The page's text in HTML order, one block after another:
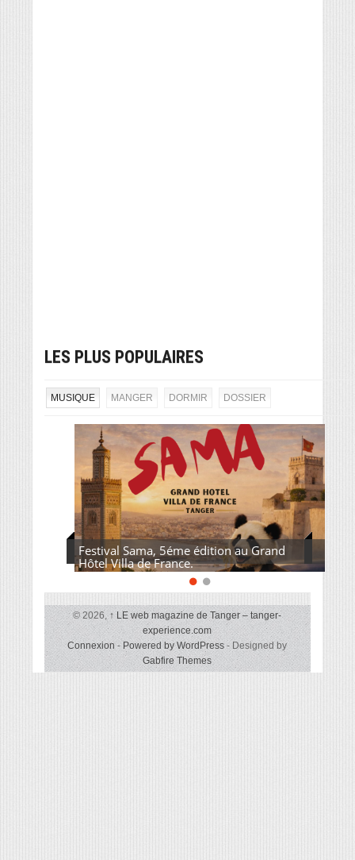
LES PLUS POPULAIRES
MUSIQUE MANGER DORMIR DOSSIER
Festival Sama, 5éme édition au Grand
Hôtel Villa de France.
© 2026,↑ LE web magazine de Tanger – tanger-
experience.com
Connexion-Powered by WordPress- Designed by
Gabfire Themes